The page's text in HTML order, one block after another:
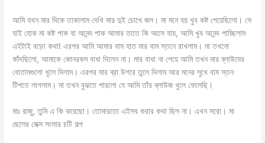
আমি যখন মার দিকে তাকালাম দেখি মার দুই চোখে জল। মা মনে হয় খুব কষ্ট পেয়েছিলো। সে
যাই হোক মা কষ্ট পাক বা আনন্দ পাক আমার তাতে কি আসে যায়, আমি খুব আনন্দ পাচ্ছিলাম
এইটাই বড়ো কথা! এরপর আমি আমার বাম হাত মার বাম স্তনে রাখলাম। মা তখনো
কাঁদছিলো, আমাকে কোনরকম বাধা দিলেন না। মার বাধা না পেয়ে আমি তখন মার ব্লাউযের
বোতামগুলো খুলে দিলাম। এরপর মার ব্রা উপরে তুলে দিলাম আর মনের সুখে বাম স্তন
টিপতে লাগলাম। মা তখন বুঝতে পারলো যে আমি তাঁর ব্লাউজ খুলে ফেলেছি।
মাঃ রাজু, তুমি এ কি করেছো। তোমারতো এইসব করার কথা ছিল না। এখন সরো। মা
ছেলের সেক্স সংসার চটি গল্প